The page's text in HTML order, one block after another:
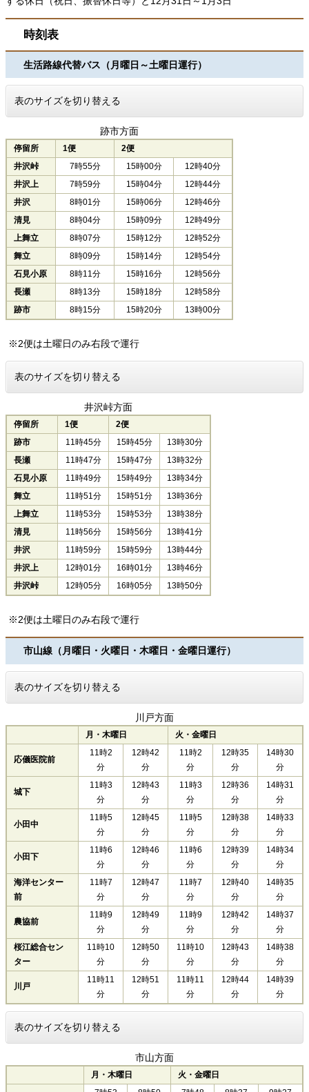
時刻表
生活路線代替バス（月曜日～土曜日運行）
表のサイズを切り替える
跡市方面
停留所 1便
2便
井沢峠
7時55分 15時00分
12時40分
井沢上
7時59分 15時04分
12時44分
井沢
8時01分 15時06分
12時46分
清見
8時04分 15時09分
12時49分
上舞立
8時07分 15時12分
12時52分
舞立
8時09分 15時14分
12時54分
石見小原
8時11分 15時16分
12時56分
長瀬
8時13分 15時18分
12時58分
跡市
8時15分 15時20分 13時00分
※2便は土曜日のみ右段で運行
表のサイズを切り替える
停留所 1便 2便
井沢峠方面
跡市 11時45分 15時45分
13時30分
長瀬
11時47分 15時47分
13時32分
石見小原
11時49分 15時49分
13時34分
舞立
11時51分 15時51分
13時36分
上舞立
11時53分 15時53分
13時38分
清見
11時56分 15時56分
13時41分
井沢
11時59分 15時59分
13時44分
井沢上
12時01分 16時01分
13時46分
井沢峠
12時05分 16時05分 13時50分
※2便は土曜日のみ右段で運行
市山線（月曜日・火曜日・木曜日・金曜日運行）
表のサイズを切り替える
月・木曜日 火・金曜日
川戸方面
応儀医院前
11時2
分
12時42
分
11時2
分
12時35
分
14時30
分
城下
11時3
分
12時43
分
11時3
分
12時36
分
14時31
分
小田中
11時5
分
12時45
分
11時5
分
12時38
分
14時33
分
小田下
11時6
分
12時46
分
11時6
分
12時39
分
14時34
分
海洋センター
前
11時7
分
12時47
分
11時7
分
12時40
分
14時35
分
農協前
11時9
分
12時49
分
11時9
分
12時42
分
14時37
分
桜江総合セン
ター
11時10
分
12時50
分
11時10
分
12時43
分
14時38
分
川戸
11時11
分
12時51
分
11時11
分
12時44
分
14時39
分
表のサイズを切り替える
月・木曜日 火・金曜日
市山方面